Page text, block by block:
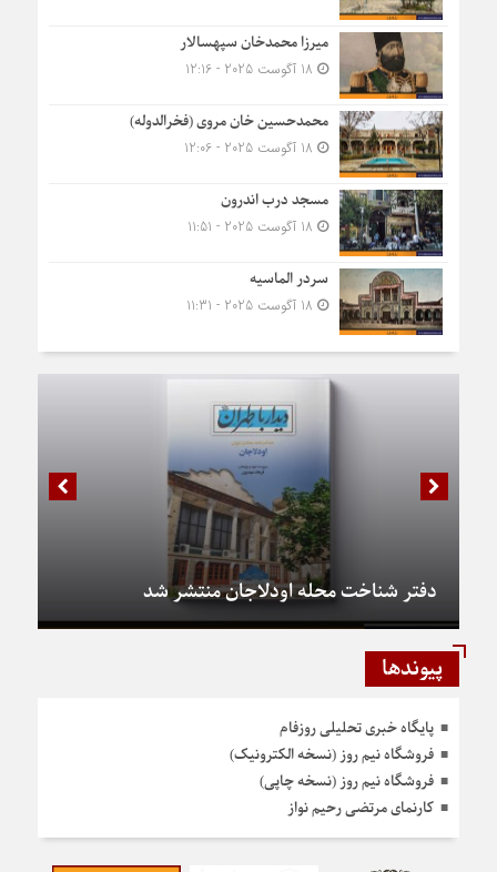
میرزا محمدخان سپهسالار
محمدحسین خان مروی (فخرالدوله)
مسجد درب اندرون
سردر الماسیه
دفتر شناخت محله اودلاجان منتشر شد
پیوندها
پایگاه خبری تحلیلی روزفام
فروشگاه نیم روز (نسخه الکترونیک)
فروشگاه نیم روز (نسخه چاپی)
کارنمای مرتضی رحیم نواز